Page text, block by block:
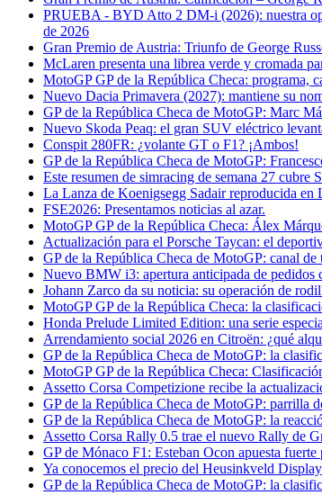
PRUEBA - BYD Atto 2 DM-i (2026): nuestra
de 2026
Gran Premio de Austria: Triunfo de George
McLaren presenta una librea verde y cromada
MotoGP GP de la República Checa: programa,
Nuevo Dacia Primavera (2027): mantiene su
GP de la República Checa de MotoGP: Marc
Nuevo Skoda Peaq: el gran SUV eléctrico
Conspit 280FR: ¿volante GT o F1? ¡Ambos!
GP de la República Checa de MotoGP:
Este resumen de simracing de semana 27
La Lanza de Koenigsegg Sadair reproducida en
FSE2026: Presentamos noticias al azar.
MotoGP GP de la República Checa: Álex
Actualización para el Porsche Taycan: el
GP de la República Checa de MotoGP: canal
Nuevo BMW i3: apertura anticipada de pedidos
Johann Zarco da su noticia: su operación de
MotoGP GP de la República Checa: la
Honda Prelude Limited Edition: una serie
Arrendamiento social 2026 en Citroën: ¿qué
GP de la República Checa de MotoGP: la
MotoGP GP de la República Checa:
Assetto Corsa Competizione recibe la
GP de la República Checa de MotoGP: parrilla
GP de la República Checa de MotoGP: la
Assetto Corsa Rally 0.5 trae el nuevo Rally de
GP de Mónaco F1: Esteban Ocon apuesta
Ya conocemos el precio del Heusinkveld
GP de la República Checa de MotoGP: la